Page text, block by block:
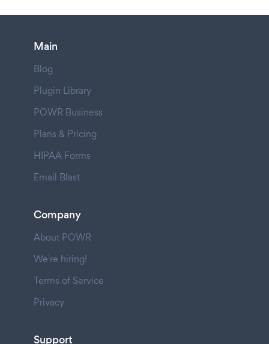
Main
Blog
Plugin Library
POWR Business
Plans & Pricing
HIPAA Forms
Email Blast
Company
About POWR
We're hiring!
Terms of Service
Privacy
Support